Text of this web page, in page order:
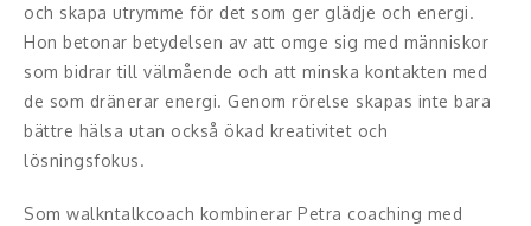
Underhållning
Affärsnytta
Effektivitet, framgång
och skapa utrymme för det som ger glädje och energi.
Hon betonar betydelsen av att omge sig med människor
som bidrar till välmående och att minska kontakten med
de som dränerar energi. Genom rörelse skapas inte bara
bättre hälsa utan också ökad kreativitet och
lösningsfokus.
Som walkntalkcoach kombinerar Petra coaching med